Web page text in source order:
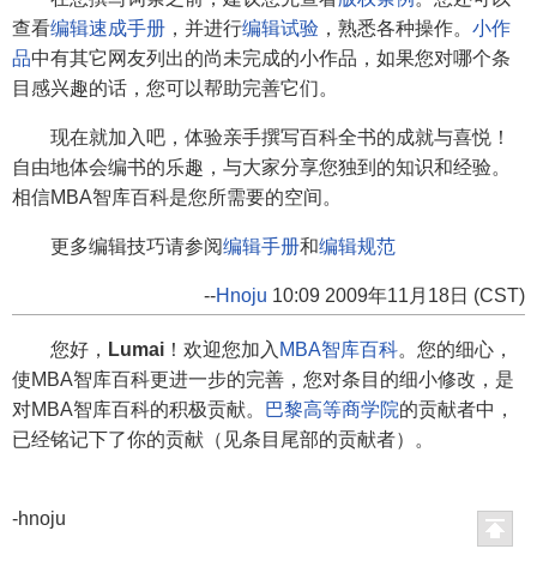
查看编辑速成手册 ，并进行编辑试验 ，熟悉各种操作。 小作
品中有其它网友列出的尚未完成的小作品，如果您对哪个条
目感兴趣的话，您可以帮助完善它们。
现在就加入吧，体验亲手撰写百科全书的成就与喜悦！
自由地体会编书的乐趣，与大家分享您独到的知识和经验。
相信MBA智库百科是您所需要的空间。
更多编辑技巧请参阅编辑手册和编辑规范
--Hnoju 10:09 2009年11月18日 (CST)
您好， Lumai ！欢迎您加入 MBA智库百科。您的细心，
使MBA智库百科更进一步的完善，您对条目的细小修改，是
对MBA智库百科的积极贡献。
巴黎高等商学院的贡献者中，
已经铭记下了你的贡献（见条目尾部的贡献者）。
-hnoju